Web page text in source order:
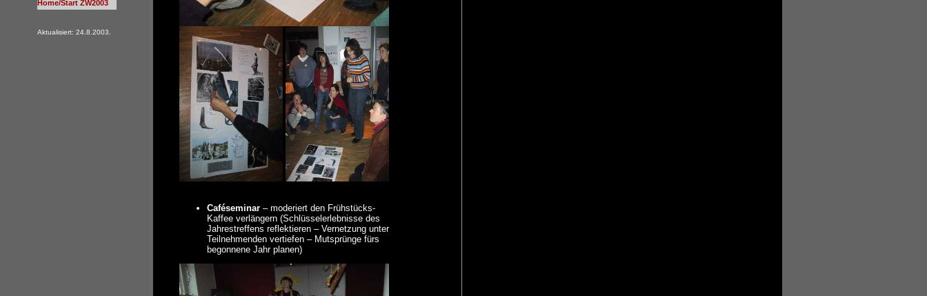
Home/Start ZW2003
Aktualisiert: 24.8.2003.
Caféseminar – moderiert den Frühstücks-
Kaffee verlängern (Schlüsselerlebnisse des
Jahrestreffens reflektieren – Vernetzung unter
Teilnehmenden vertiefen – Mutsprünge fürs
begonnene Jahr planen)